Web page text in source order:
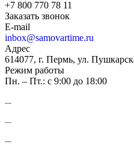
+7 800 770 78 11
Заказать звонок
E-mail
inbox@samovartime.ru
Адрес
614077, г. Пермь, ул.
Режим работы
Пн. – Пт.: с 9:00 до 18:00